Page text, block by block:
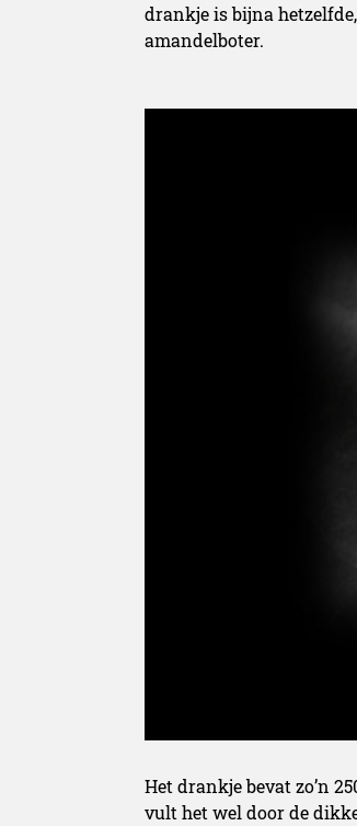
drankje is bijna
amandelboter.
Het drankje bevat zo’n
vult het wel door de